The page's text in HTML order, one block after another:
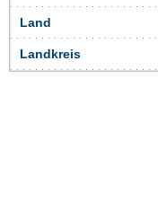
Land
Landkreis